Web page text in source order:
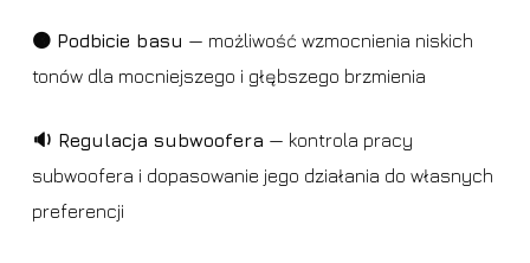
🟠 Podbicie basu — możliwość wzmocnienia niskich
tonów dla mocniejszego i głębszego brzmienia
🔉 Regulacja subwoofera — kontrola pracy
subwoofera i dopasowanie jego działania do własnych
preferencji